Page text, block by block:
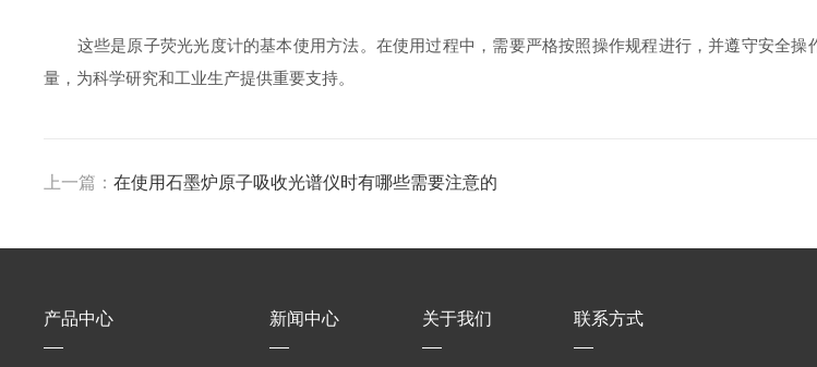
这些是原子荧光光度计的基本使用方法。在使用过程中，需要严格按照操作规程进行，并遵守安全操
量，为科学研究和工业生产提供重要支持。
上一篇：在使用石墨炉原子吸收光谱仪时有哪些需要注意的
产品中心 新闻中心 关于我们 联系方式